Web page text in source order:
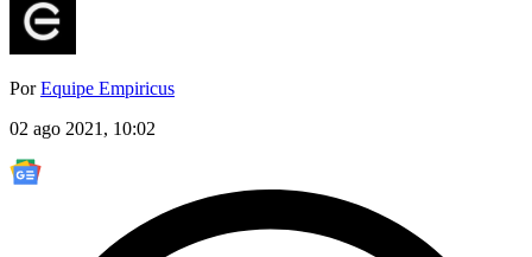
PorEquipe Empiricus
02 ago 2021, 10:02